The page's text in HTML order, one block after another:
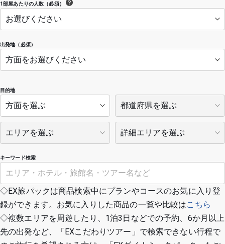
出発地（必須）
1部屋あたりの人数（必須）
目的地
キーワード検索
◇EX旅パックは商品検索中にプランやコースのお気に入り登
録ができます。お気に入りした商品の一覧や比較はこちら
◇複数エリアを周遊したり、1泊3日などでの予約、6か月以上
先の出発など、「EXこだわりツアー」で検索できない行程で